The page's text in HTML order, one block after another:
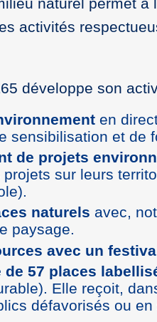
activités
développe son
en
sensibilisation et de
de projets
sur leurs
naturels avec,
paysage.
avec un
57 places
Elle reçoit,
défavorisés ou